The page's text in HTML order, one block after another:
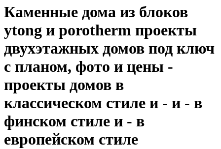
Каменные дома из блоков
ytong и porotherm проекты
двухэтажных домов под ключ
с планом, фото и цены -
проекты домов в
классическом стиле и - и - в
финском стиле и - в
европейском стиле